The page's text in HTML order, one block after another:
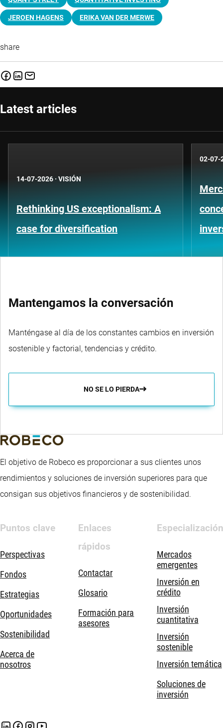
JEROEN HAGENS ERIKA VAN DER MERWE
share
Latest articles
14-07-2026 · VISIÓN
Rethinking US exceptionalism: A
case for diversification
02-07-
Mantengamos la conversación
Manténgase al día de los constantes cambios en inversión
sostenible y factorial, tendencias y crédito.
NO SE LO PIERDA
El objetivo de Robeco es proporcionar a sus clientes unos
rendimientos y soluciones de inversión superiores para que
consigan sus objetivos financieros y de sostenibilidad.
Puntos clave
Perspectivas
Fondos
Estrategias
Oportunidades
Sostenibilidad
Acerca de
nosotros
Enlaces
rápidos
Contactar
Glosario
Formación para
asesores
Especialización
Mercados
emergentes
Inversión en
crédito
Inversión
cuantitativa
Inversión
sostenible
Inversión temática
Soluciones de
inversión